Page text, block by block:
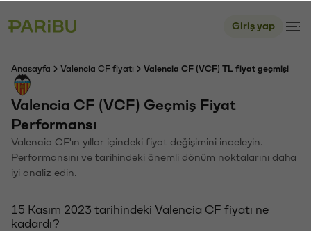
Giriş yap
Anasayfa Valencia CF fiyatı Valencia CF (VCF) TL fiyat geçmişi
Valencia CF (VCF) Geçmiş Fiyat
Performansı
Valencia CF'ın yıllar içindeki fiyat değişimini inceleyin.
Performansını ve tarihindeki önemli dönüm noktalarını daha
iyi analiz edin.
15 Kasım 2023 tarihindeki Valencia CF fiyatı ne
kadardı?